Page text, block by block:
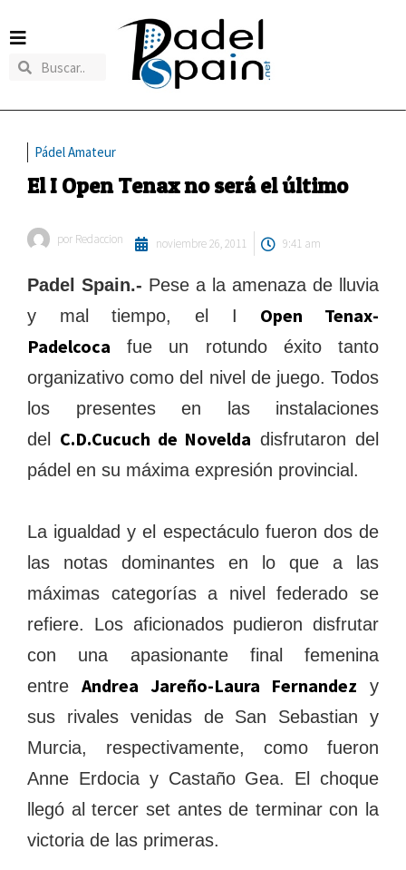
Pádel Amateur
El I Open Tenax no será el último
por Redaccion noviembre 26, 2011 9:41 am
Padel Spain.- Pese a la amenaza de lluvia
y mal tiempo, el I Open Tenax-
Padelcoca fue un rotundo éxito tanto
organizativo como del nivel de juego. Todos
los presentes en las instalaciones
del C.D.Cucuch de Novelda disfrutaron del
pádel en su máxima expresión provincial.
La igualdad y el espectáculo fueron dos de
las notas dominantes en lo que a las
máximas categorías a nivel federado se
refiere. Los aficionados pudieron disfrutar
con una apasionante final femenina
entreAndrea Jareño-Laura Fernandez y
sus rivales venidas de San Sebastian y
Murcia, respectivamente, como fueron
Anne Erdocia y Castaño Gea. El choque
llegó al tercer set antes de terminar con la
victoria de las primeras.